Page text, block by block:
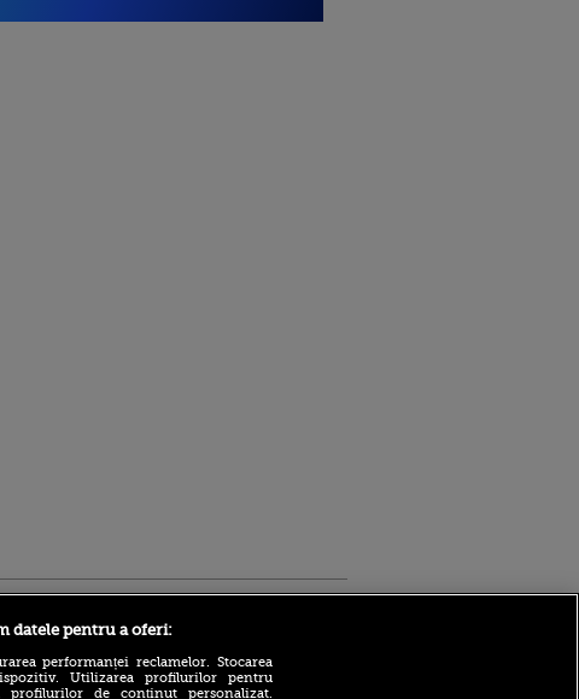
datele pentru a oferi:
performanței reclamelor. Stocarea
Utilizarea profilurilor pentru
profilurilor de conținut personalizat.